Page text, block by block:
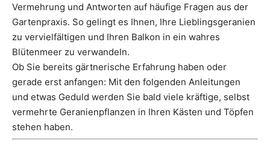
Vermehrung und Antworten auf häufige Fragen aus der
Gartenpraxis. So gelingt es Ihnen, Ihre Lieblingsgeranien
zu vervielfältigen und Ihren Balkon in ein wahres
Blütenmeer zu verwandeln.
Ob Sie bereits gärtnerische Erfahrung haben oder
gerade erst anfangen: Mit den folgenden Anleitungen
und etwas Geduld werden Sie bald viele kräftige, selbst
vermehrte Geranienpflanzen in Ihren Kästen und Töpfen
stehen haben.